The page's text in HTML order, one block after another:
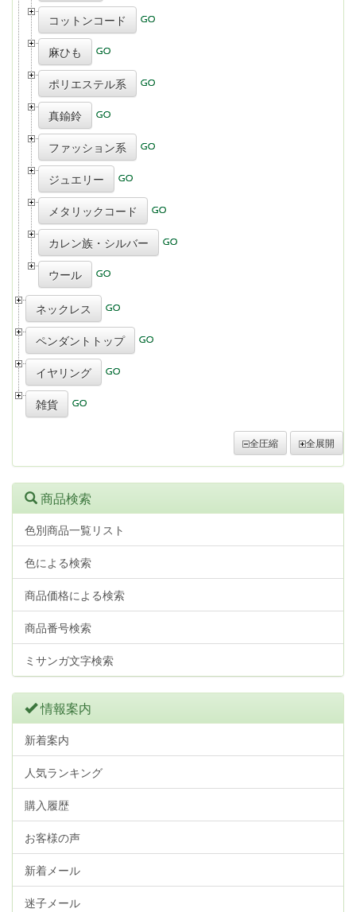
コットンコード
麻ひも
ポリエステル系
真鍮鈴
ファッション系
ジュエリー
メタリックコード
カレン族・シルバー
ウール
ネックレス
ペンダントトップ
イヤリング
雑貨
全圧縮 全展開
商品検索
色別商品一覧リスト
色による検索
商品価格による検索
商品番号検索
ミサンガ文字検索
情報案内
新着案内
人気ランキング
購入履歴
お客様の声
新着メール
迷子メール